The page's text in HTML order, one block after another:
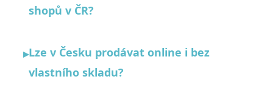
shopů v ČR?
▸Lze v Česku prodávat online i bez
vlastního skladu?